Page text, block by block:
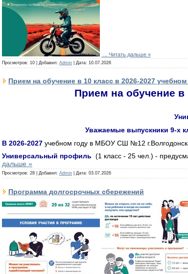
Читать дальше »
Просмотров: 10 | Добавил: Admin | Дата: 10.07.2026
Прием на обучение в 10 класс в 2026-2027 учебном
Прием на обучение в
Уважаемые выпускники 9-х
В 2026-2027 учебном году в МБОУ СШ №12
Универсальный профиль (1 класс - 25 чел.) -
дальше »
Просмотров: 28 | Добавил: Admin | Дата: 03.07.2026
Программа долгосрочных сбережений